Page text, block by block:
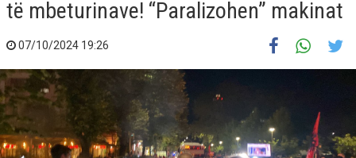
të mbeturinave! “Paralizohen” makinat
07/10/2024 19:26